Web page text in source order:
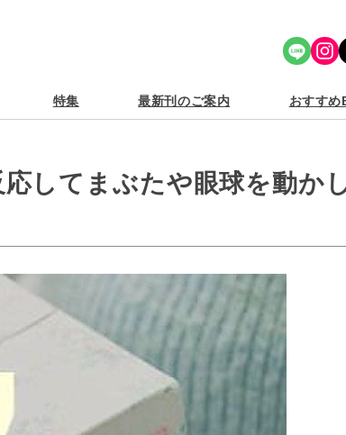
Share Icon Instagram
特集 最新刊のご案内 おすすめ
してまぶたや眼球を動か